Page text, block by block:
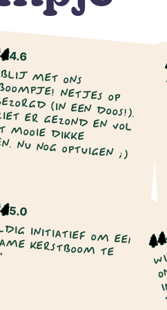
4.6
MET ONS
NETJES OP TIJD BEZORGD (IN EEN DOOS!).
GEZOND EN VOL UIT MET MOOIE DIKKE
NU NOG OPTUIGEN ;)
Pepijn van de
Vondervoort
2022
5.0